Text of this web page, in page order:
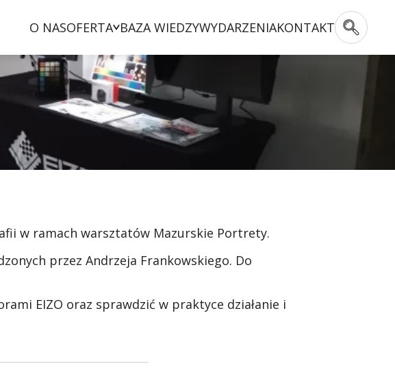
O NASOFERTA BAZA WIEDZYWYDARZENIAKONTAKT
w ramach warsztatów Mazurskie Portrety.
przez Andrzeja Frankowskiego. Do
EIZO oraz sprawdzić w praktyce działanie i